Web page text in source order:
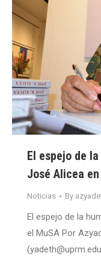
El espejo de
José Alicea
Noticias By
El espejo de la
el MuSA Por